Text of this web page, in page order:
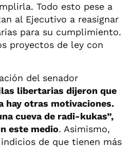
Todo esto pese a
al Ejecutivo a reasignar
para su cumplimiento.
proyectos de ley con
del senador
libertarias dijeron que
hay otras motivaciones.
cueva de radi-kukas”,
este medio. Asimismo,
indicios de que tienen más